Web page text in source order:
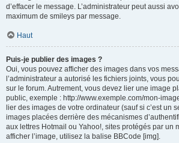
d’effacer le message. L’administrateur peut aussi
maximum de smileys par message.
Haut
Puis-je publier des images ?
Oui, vous pouvez afficher des images dans vos
l’administrateur a autorisé les fichiers joints, vous
sur le forum. Autrement, vous devez lier une image
public, exemple : http://www.exemple.com/mon-
lier des images de votre ordinateur (sauf si c’est un
images placées derrière des mécanismes
aux lettres Hotmail ou Yahoo!, sites protégés par un
afficher l’image, utilisez la balise BBCode [img].